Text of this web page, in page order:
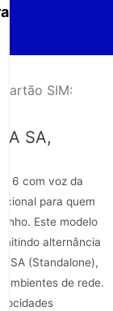
SIM:
SA,
6 com voz da
para quem
Este modelo
alternância
SA (Standalone),
de rede.